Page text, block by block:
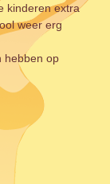
kinderen extra
weer erg
hebben op